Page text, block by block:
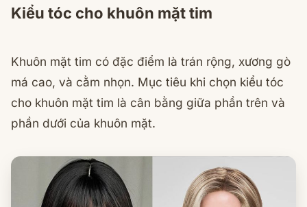
Kiểu tóc cho khuôn mặt tim
Khuôn mặt tim có đặc điểm là trán rộng, xương gò
má cao, và cằm nhọn. Mục tiêu khi chọn kiểu tóc
cho khuôn mặt tim là cân bằng giữa phần trên và
phần dưới của khuôn mặt.